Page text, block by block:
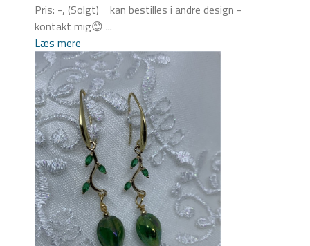
Pris: -, (Solgt) kan bestilles i andre design -
kontakt mig😊 ...
Læs mere